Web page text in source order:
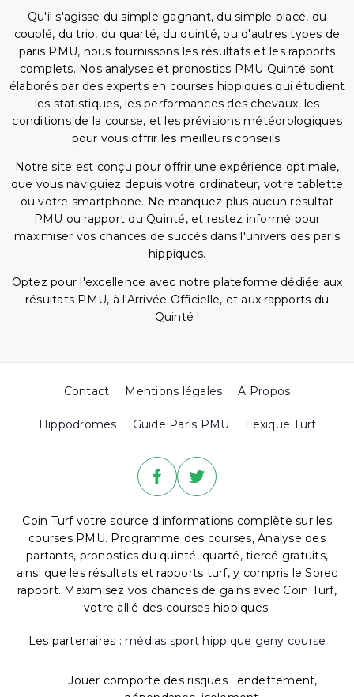
Qu'il s'agisse du simple gagnant, du simple placé, du
couplé, du trio, du quarté, du quinté, ou d'autres types de
paris PMU, nous fournissons les résultats et les rapports
complets. Nos analyses et pronostics PMU Quinté sont
élaborés par des experts en courses hippiques qui étudient
les statistiques, les performances des chevaux, les
conditions de la course, et les prévisions météorologiques
pour vous offrir les meilleurs conseils.
Notre site est conçu pour offrir une expérience optimale,
que vous naviguiez depuis votre ordinateur, votre tablette
ou votre smartphone. Ne manquez plus aucun résultat
PMU ou rapport du Quinté, et restez informé pour
maximiser vos chances de succès dans l'univers des paris
hippiques.
Optez pour l'excellence avec notre plateforme dédiée aux
résultats PMU, à l'Arrivée Officielle, et aux rapports du
Quinté !
Contact Mentions légales A Propos
Hippodromes Guide Paris PMU Lexique Turf
Coin Turf votre source d'informations complète sur les
courses PMU. Programme des courses, Analyse des
partants, pronostics du quinté, quarté, tiercé gratuits,
ainsi que les résultats et rapports turf, y compris le Sorec
rapport. Maximisez vos chances de gains avec Coin Turf,
votre allié des courses hippiques.
Les partenaires : médias sport hippique geny course
Jouer comporte des risques : endettement,